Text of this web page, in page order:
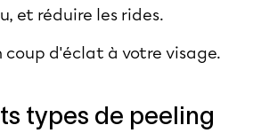
et réduire les rides.
coup d'éclat à votre visage.
types de peeling